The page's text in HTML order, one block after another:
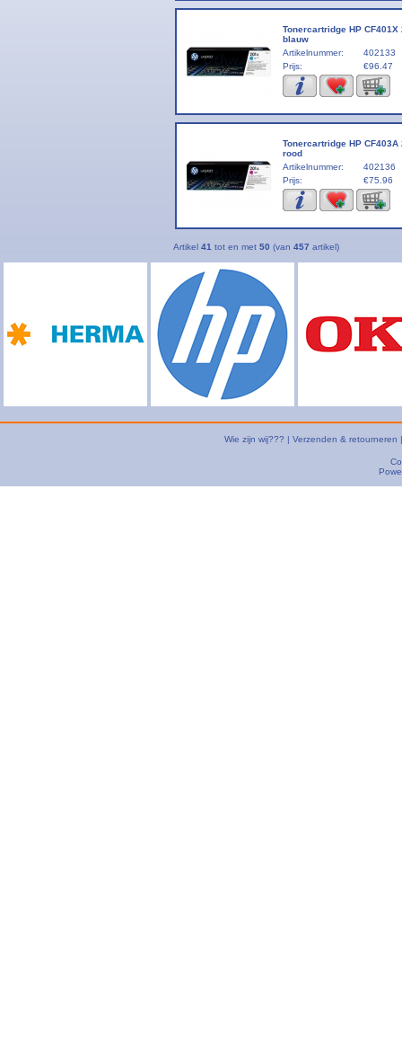
Tonercartridge HP CF401X
blauw
Artikelnummer:
402133
Prijs:
€96.47
Tonercartridge HP CF403A
rood
Artikelnummer:
402136
Prijs:
€75.96
Artikel 41 tot en met 50 (van 457 artikel)
Wie zijn wij??? | Verzenden & retourneren